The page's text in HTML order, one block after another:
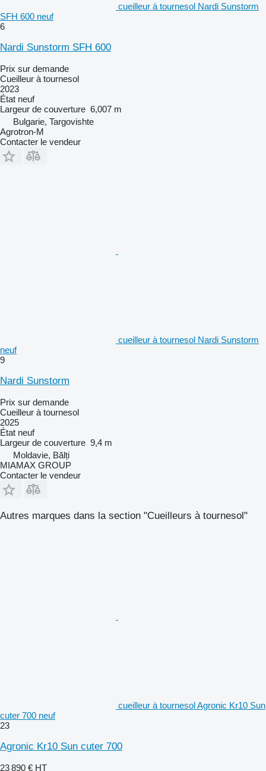
cueilleur à tournesol Nardi Sunstorm
SFH 600 neuf
6
Nardi Sunstorm SFH 600
Prix sur demande
Cueilleur à tournesol
2023
État neuf
Largeur de couverture 6,007 m
Bulgarie, Targovishte
Agrotron-M
Contacter le vendeur
cueilleur à tournesol Nardi Sunstorm
neuf
9
Nardi Sunstorm
Prix sur demande
Cueilleur à tournesol
2025
État neuf
Largeur de couverture 9,4 m
Moldavie, Bălți
MIAMAX GROUP
Contacter le vendeur
Autres marques dans la section "Cueilleurs à tournesol"
cueilleur à tournesol Agronic Kr10 Sun
cuter 700 neuf
23
Agronic Kr10 Sun cuter 700
23 890 € HT